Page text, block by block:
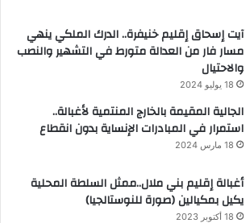
آيت إسحاق إقليم خنيفرة.. الدرك الملكي ينهي
مسار فار من العدالة متورط في التشهير والنصب
والاحتيال
18 يوليو 2024
الجالية المقيمة بالخارج المنتمية لأغبالة..
استمرار في المبادرات الإنساية بدون انقطاع
18 مارس 2024
أغبالة إقليم بني ملال..ممثل السلطة المحلية
يكيل بمكيالين (صورة للنوستالجيا)
18 أكتوبر 2023